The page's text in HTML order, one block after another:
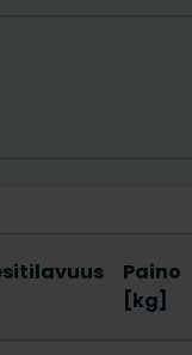
Paino
[kg]